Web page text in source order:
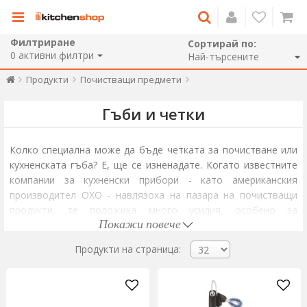
Филтриране
0 активни филтри
Сортирай по:
Продукти Почистващи предмети
Гъби и четки
Колко специална може да бъде четката за почистване или
кухненската гъба? Е, ще се изненадате. Когато известните
компании за кухненски прибори - като американския
производител OXO - навлязоха на пазара на почистващи
продукти, те положиха много усилия, особено за
повишаване на ефективността на продуктите, но и
Гъбата за почистване на съдове, снабдена с дозатор за
перилен препарат или многофункционалната четка са
отлични помощници в кухнята. Използвайте абразивна
Покажи повече
Продукти на страница: